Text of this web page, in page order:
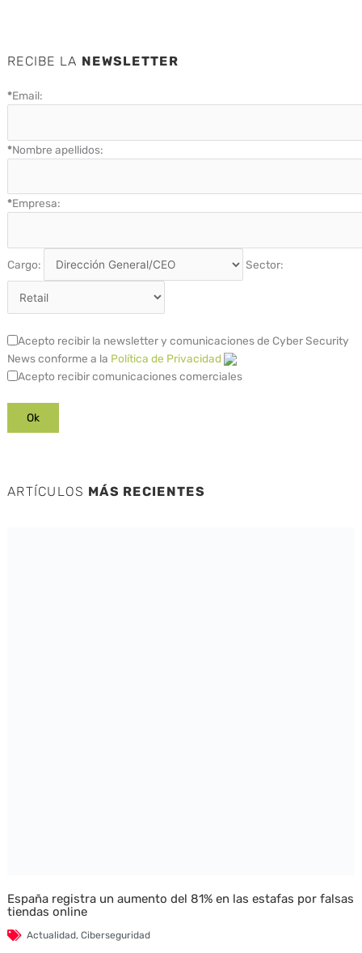
RECIBE LA NEWSLETTER
*Email:
*Nombre apellidos:
*Empresa:
Cargo: Sector:
Acepto recibir la newsletter y comunicaciones de Cyber Security
News conforme a la Política de Privacidad
Acepto recibir comunicaciones comerciales
ARTÍCULOS MÁS RECIENTES
España registra un aumento del 81% en las estafas por falsas
tiendas online
Actualidad, Ciberseguridad